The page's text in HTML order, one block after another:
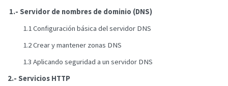
1.- Servidor de nombres de dominio (DNS)
1.1 Configuración básica del servidor DNS
1.2 Crear y mantener zonas DNS
1.3 Aplicando seguridad a un servidor DNS
2.- Servicios HTTP